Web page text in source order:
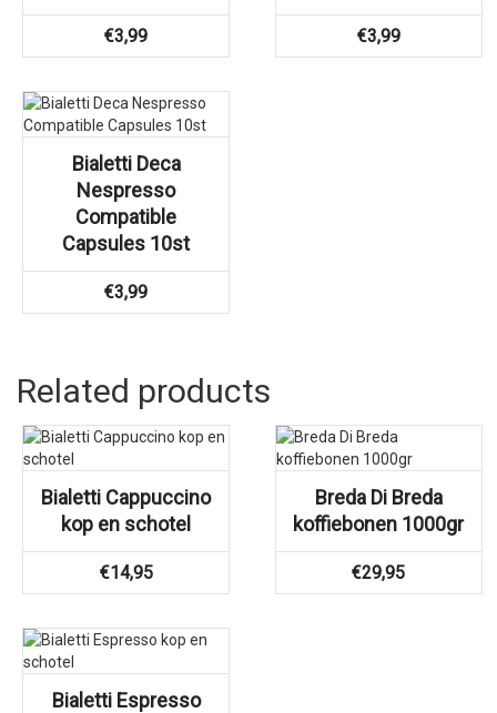
€3,99 €3,99
Bialetti Deca
Nespresso
Compatible
Capsules 10st
€3,99
Related products
Bialetti Cappuccino
kop en schotel
€14,95
Breda Di Breda
koffiebonen 1000gr
€29,95
Bialetti Espresso